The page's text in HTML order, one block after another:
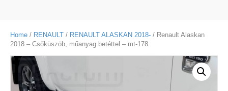
Home / RENAULT / RENAULT ALASKAN 2018- / Renault Alaskan
2018 – Csőküszöb, műanyag betéttel – mt-178